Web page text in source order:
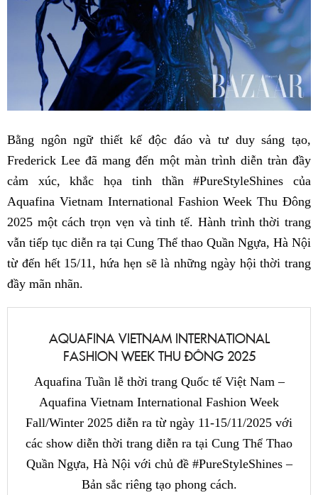
Bằng ngôn ngữ thiết kế độc đáo và tư duy sáng tạo,
Frederick Lee đã mang đến một màn trình diễn tràn đầy
cảm xúc, khắc họa tinh thần #PureStyleShines của
Aquafina Vietnam International Fashion Week Thu Đông
2025 một cách trọn vẹn và tinh tế. Hành trình thời trang
vẫn tiếp tục diễn ra tại Cung Thể thao Quần Ngựa, Hà Nội
từ đến hết 15/11, hứa hẹn sẽ là những ngày hội thời trang
đầy mãn nhãn.
AQUAFINA VIETNAM INTERNATIONAL
FASHION WEEK THU ĐÔNG 2025
Aquafina Tuần lễ thời trang Quốc tế Việt Nam –
Aquafina Vietnam International Fashion Week
Fall/Winter 2025 diễn ra từ ngày 11-15/11/2025 với
các show diễn thời trang diễn ra tại Cung Thể Thao
Quần Ngựa, Hà Nội với chủ đề #PureStyleShines –
Bản sắc riêng tạo phong cách.